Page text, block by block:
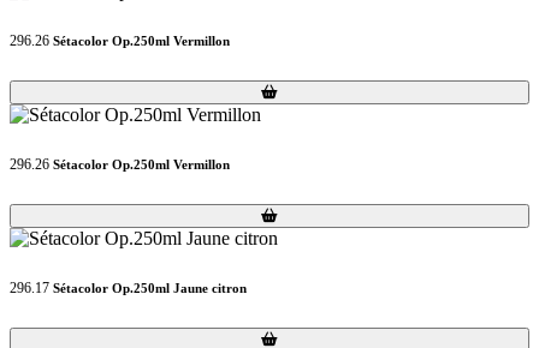
296.26 Sétacolor Op.250ml Vermillon
Loading...
Loading...
296.26 Sétacolor Op.250ml Vermillon
Loading...
Loading...
296.17 Sétacolor Op.250ml Jaune citron
Loading...
Loading...